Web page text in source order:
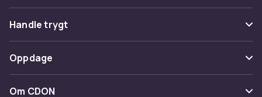
Vanlige spørsmål
Spor pakke
Angre & returner her
Kontakt oss
Handle trygt
Betaling
Levering
Oppdage
Kategorier
Om CDON